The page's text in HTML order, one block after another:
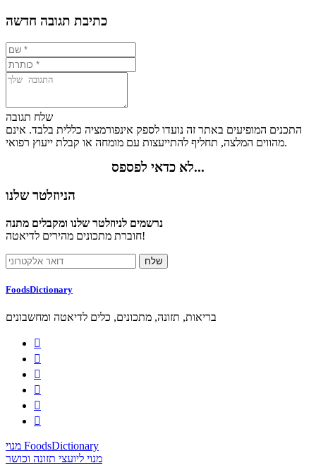
כתיבת תגובה חדשה
שלח תגובה
התכנים המופיעים באתר זה נועדו לספק אינפורמציה כללית בלבד. אינם
מהווים המלצה, תחליף להתייעצות עם מומחה או קבלת ייעוץ רפואי.
לא כדאי לפספס...
הניוזלטר שלנו
נרשמים לניוזלטר שלנו ומקבלים מתנה
חוברת מתכונים מהירים לדיאטה!
FoodsDictionary
בריאות, תזונה, מתכונים, כלים לדיאטה ומחשבונים






מנוי FoodsDictionary
מנוי ליועצי תזונה וכושר